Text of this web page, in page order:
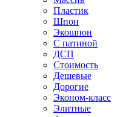
Пластик
Шпон
Экошпон
С патиной
ДСП
Стоимость
Дешевые
Дорогие
Эконом-класс
Элитные